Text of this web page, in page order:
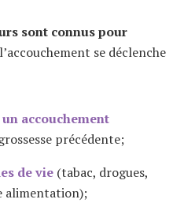
sont connus pour
se déclenche
accouchement
précédente;
de vie (tabac, drogues,
alimentation);